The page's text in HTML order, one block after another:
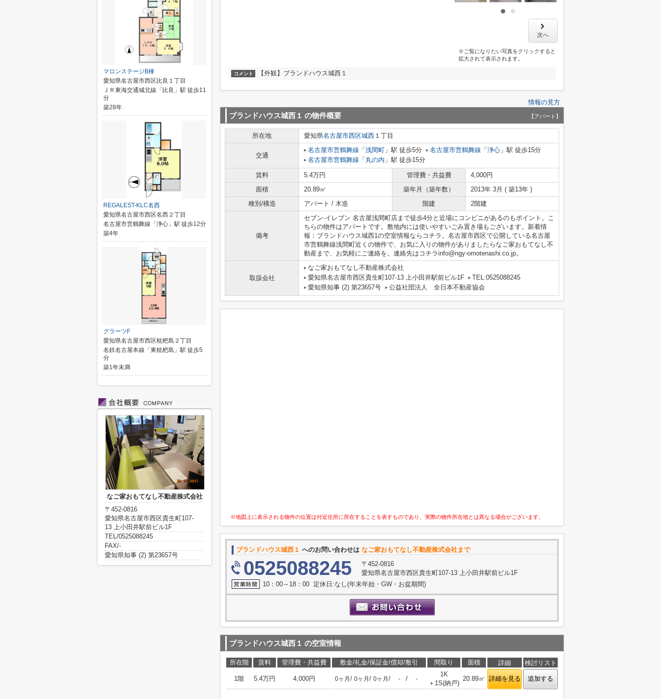
次へ
※ご覧になりたい写真をクリックすると
拡大されて表示されます。
コメント 【外観】ブランドハウス城西１
情報の見方
ブランドハウス城西１ の物件概要 【アパート】
所在地 愛知県名古屋市西区城西 １丁目
交通
名古屋市営鶴舞線 「 浅間町 」駅 徒歩5分 名古屋市営鶴舞線 「 浄心 」駅 徒歩15分
名古屋市営鶴舞線 「 丸の内 」駅 徒歩15分
賃料 5.4万円 管理費・共益費
4,000円
面積
20.89㎡ 築年月（築年数）
2013年 3月 ( 築13年 )
種別/構造
アパート / 木造 階建 2階建
備考
セブン‐イレブン 名古屋浅間町店まで徒歩4分と近場にコンビニがあるのもポイント。こ
ちらの物件はアパートです。敷地内には使いやすいごみ置き場もございます。新着情
報：ブランドハウス城西1の空室情報ならコチラ。名古屋市西区で公開している名古屋
市営鶴舞線浅間町近くの物件で、お気に入りの物件がありましたらなご家おもてなし不
動産まで、お気軽にご連絡を。連絡先はコチラinfo@ngy-omotenashi.co.jp。
取扱会社
なご家おもてなし不動産株式会社
愛知県名古屋市西区貴生町107-13 上小田井駅前ビル1F
TEL:0525088245
愛知県知事 (2) 第23657号
公益社団法人 全日本不動産協会
※地図上に表示される物件の位置は付近住所に所在することを表すものであり、実際の物件所在地とは異なる場合がございます。
ブランドハウス城西１ へのお問い合わせは なご家おもてなし不動産株式会社まで
0525088245
〒452-0816
愛知県名古屋市西区貴生町107-13 上小田井駅前ビル1F
10：00～18：00 定休日:なし(年末年始・GW・お盆期間)
ブランドハウス城西１ の空室情報
所在階 賃料 管理費・共益費 敷金/礼金/保証金/償却/敷引 間取り 面積 詳細 検討リスト
1階 5.4万円 4,000円 0ヶ月 / 0ヶ月 / 0ヶ月 / - / -
1K
＋1S(納戸)
20.89㎡ 詳細を見る 追加する
マロンステージB棟
愛知県名古屋市西区比良１丁目
ＪＲ東海交通城北線「比良」駅 徒歩11
分
築28年
REGALEST-KLC名西
愛知県名古屋市西区名西２丁目
名古屋市営鶴舞線「浄心」駅 徒歩12分
築4年
グラーツF
愛知県名古屋市西区枇杷島２丁目
名鉄名古屋本線「東枇杷島」駅 徒歩5
分
築1年未満
なご家おもてなし不動産株式会社
〒452-0816
愛知県名古屋市西区貴生町107-
13 上小田井駅前ビル1F
TEL/0525088245
FAX/-
愛知県知事 (2) 第23657号